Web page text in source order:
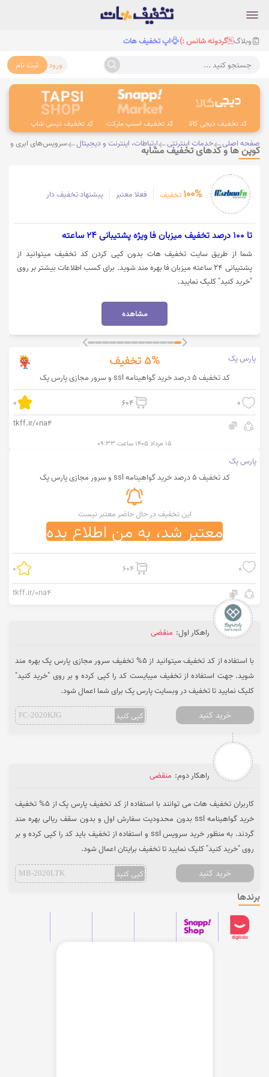
وبلاگ گردونه شانس :) اپ تخفیف هات
جستجو کنید ... ورود ثبت نام
کد تخفیف دیجی کالا کد تخفیف اسنپ مارکت کد تخفیف تپسی شاپ
صفحه اصلی خدمات اینترنتی ارتباطات، اینترنت و دیجیتال سرویس‌های ابری و
کوپن ها و کدهای تخفیف مشابه
100% تخفیف فعلا معتبر پیشنهاد تخفیف دار
تا 100 درصد تخفیف میزبان فا ویژه پشتیبانی 24 ساعته
شما از طریق سایت تخفیف هات بدون کپی کردن کد تخفیف میتوانید از
پشتیبانی 24 ساعته میزبان فا بهره مند شوید. برای کسب اطلاعات بیشتر بر روی
"خرید کنید" کلیک نمایید.
مشاهده
پارس پک 5% تخفیف
کد تخفیف 5 درصد خرید گواهینامه ssl و سرور مجازی پارس پک
0
604
0
tkff.ir/0na4
۱۵ مرداد ۱۴۰۵ ساعت ۰۹:۳۳
پارس پک
کد تخفیف 5 درصد خرید گواهینامه ssl و سرور مجازی پارس پک
این تخفیف در حال حاضر معتبر نیست
معتبر شد، به من اطلاع بده
0
604
0
tkff.ir/0na4
راهکار اول: منقضی
با استفاده از کد تخفیف میتوانید از 5% تخفیف سرور مجازی پارس پک بهره مند
شوید. جهت استفاده از تخفیف میبایست کد را کپی کرده و بر روی "خرید کنید"
کلیک نمایید تا تخفیف در وبسایت پارس پک برای شما اعمال شود.
خرید کنید کپی کنید FC-2020KJG
راهکار دوم: منقضی
کاربران تخفیف هات می توانند با استفاده از کد تخفیف پارس پک از 5% تخفیف
خرید گواهینامه ssl بدون محدودیت سفارش اول و بدون سقف ریالی بهره مند
گردند. به منظور خرید سرویس ssl و استفاده از تخفیف باید کد را کپی کرده و بر
روی "خرید کنید" کلیک نمایید تا تخفیف برایتان اعمال شود.
خرید کنید کپی کنید MB-2020LTK
برندها